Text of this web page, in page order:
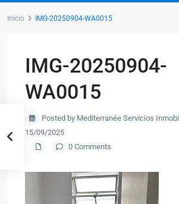
Inicio IMG-20250904-WA0015
IMG-20250904-
WA0015
Posted by Mediterranée Servicios
15/09/2025
0 Comments